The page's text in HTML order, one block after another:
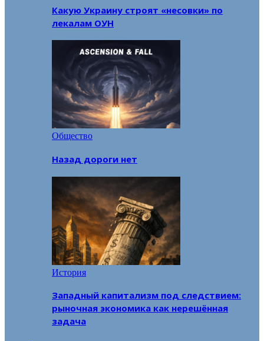
Какую Украину строят «несовки» по
лекалам ОУН
Общество
Назад дороги нет
История
Западный капитализм под следствием:
рыночная экономика как нерешённая
задача